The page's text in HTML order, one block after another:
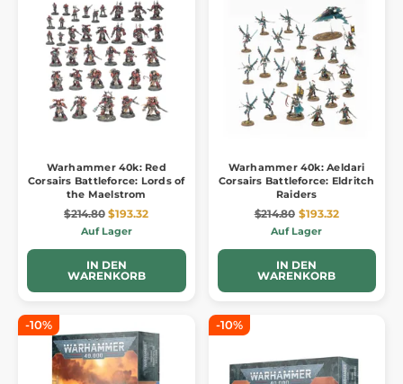
Warhammer 40k: Red
Corsairs Battleforce: Lords of
the Maelstrom
$214.80 $193.32
Auf Lager
IN DEN
WARENKORB
Warhammer 40k: Aeldari
Corsairs Battleforce: Eldritch
Raiders
$214.80 $193.32
Auf Lager
IN DEN
WARENKORB
-10% -10%